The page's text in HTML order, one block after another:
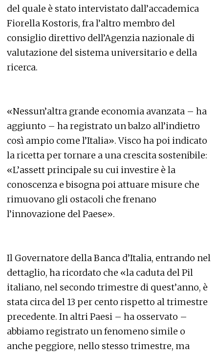
del quale è stato intervistato dall’accademica
Fiorella Kostoris, fra l’altro membro del
consiglio direttivo dell’Agenzia nazionale di
valutazione del sistema universitario e della
ricerca.
«Nessun’altra grande economia avanzata – ha
aggiunto – ha registrato un balzo all’indietro
così ampio come l’Italia». Visco ha poi indicato
la ricetta per tornare a una crescita sostenibile:
«L’assett principale su cui investire è la
conoscenza e bisogna poi attuare misure che
rimuovano gli ostacoli che frenano
l’innovazione del Paese».
Il Governatore della Banca d’Italia, entrando nel
dettaglio, ha ricordato che «la caduta del Pil
italiano, nel secondo trimestre di quest’anno, è
stata circa del 13 per cento rispetto al trimestre
precedente. In altri Paesi – ha osservato –
abbiamo registrato un fenomeno simile o
anche peggiore, nello stesso trimestre, ma